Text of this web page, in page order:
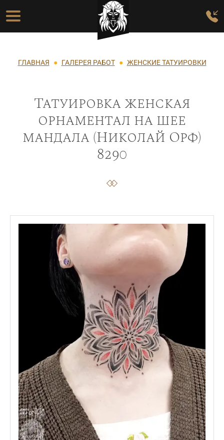
Перейти к основному содержанию
Основная навигация
Строка навигации
ГЛАВНАЯ ГАЛЕРЕЯ РАБОТ ЖЕНСКИЕ ТАТУИРОВКИ
Татуировка женская
орнаментал на шее
мандала (Николай Орф)
8290